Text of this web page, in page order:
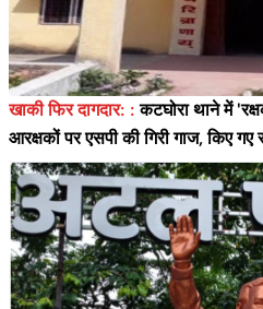
खाकी फिर दागदार: :कटघोरा थाने में
आरक्षकों पर एसपी की गिरी गाज, किए